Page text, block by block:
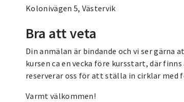
Kolonivägen 5, Västervik
Bra att veta
Din anmälan är bindande och vi ser
kursen ca en vecka före kursstart, där
reserverar oss för att ställa in cirklar med
Varmt välkommen!